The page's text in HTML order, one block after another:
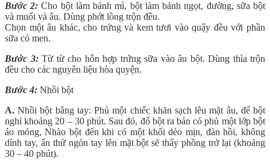
Bước 2: Cho bột làm bánh mì, bột làm bánh ngọt, đường, sữa bột
và muối và âu. Dùng phớt lồng trộn đều.
Chọn một âu khác, cho trứng và kem tươi vào quậy đều với phần
sữa có men.
Bước 3:Từ từ cho hỗn hợp trứng sữa vào âu bột. Dùng thìa trộn
đều cho các nguyên liệu hòa quyện.
Bước 4: Nhồi bột
A.Nhồi bột bằng tay: Phủ một chiếc khăn sạch lêu mặt âu, để bột
nghỉ khoảng 20 – 30 phút. Sau đó, đổ bột ra bản có phủ một lớp bột
áo mỏng, Nhào bột đến khi có một khối dẻo mịn, đàn hồi, không
dính tay, ấn thử ngón tay lên mặt bột sẽ thấy phồng trở lại (khoảng
30 – 40 phút).